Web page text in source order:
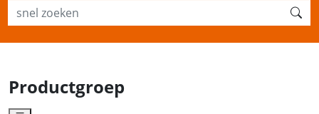
Productgroep